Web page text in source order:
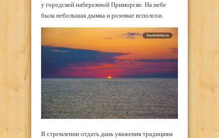
у городской набережной Приморско. На небе
была небольшая дымка и розовые всполохи.
В стремлении отдать дань уважения традициям